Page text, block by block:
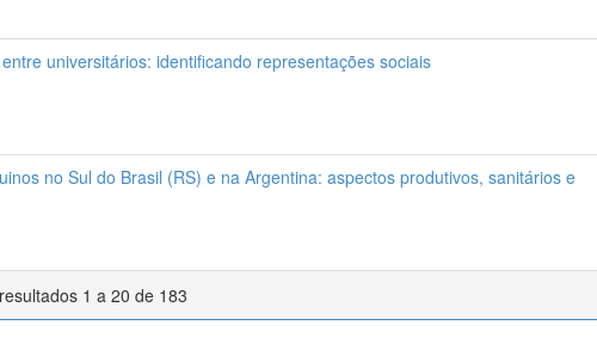
universitários: identificando representações sociais
no Sul do Brasil (RS) e na Argentina: aspectos produtivos, sanitários e
1 a 20 de 183